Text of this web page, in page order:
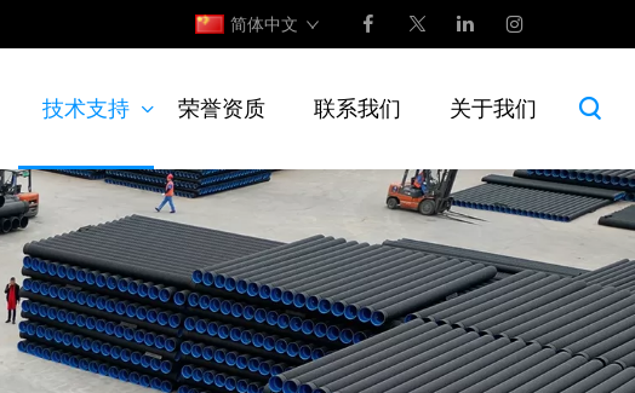
简体中文
技术支持 荣誉资质 联系我们 关于我们